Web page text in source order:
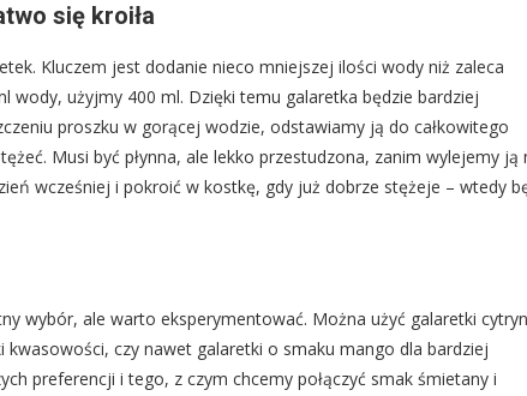
się kroiła
Kluczem jest dodanie nieco mniejszej ilości wody niż zaleca
wody, użyjmy 400 ml. Dzięki temu galaretka będzie bardziej
proszku w gorącej wodzie, odstawiamy ją do całkowitego
Musi być płynna, ale lekko przestudzona, zanim wylejemy ją
wcześniej i pokroić w kostkę, gdy już dobrze stężeje – wtedy
wybór, ale warto eksperymentować. Można użyć galaretki
kwasowości, czy nawet galaretki o smaku mango dla bardziej
preferencji i tego, z czym chcemy połączyć smak śmietany i